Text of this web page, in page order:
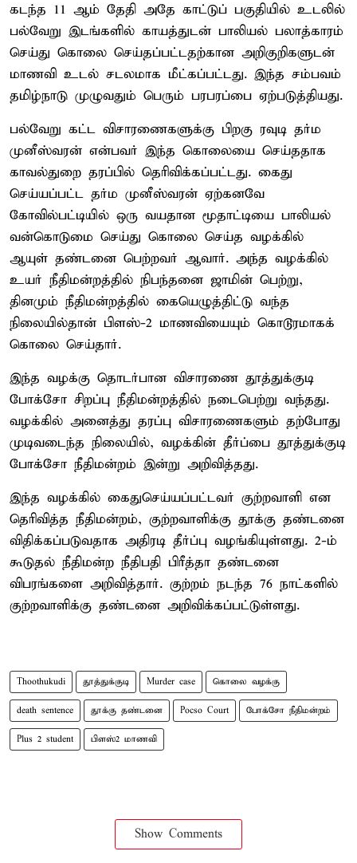
கடந்த 11 ஆம் தேதி அதே காட்டுப் பகுதியில் உடலில்
பல்வேறு இடங்களில் காயத்துடன் பாலியல் பலாத்காரம்
செய்து கொலை செய்தப்பட்டதற்கான அறிகுறிகளுடன்
மாணவி உடல் சடலமாக மீட்கப்பட்டது. இந்த சம்பவம்
தமிழ்நாடு முழுவதும் பெரும் பரபரப்பை ஏற்படுத்தியது.
பல்வேறு கட்ட விசாரணைகளுக்கு பிறகு ரவுடி தர்ம
முனீஸ்வரன் என்பவர் இந்த கொலையை செய்ததாக
காவல்துறை தரப்பில் தெரிவிக்கப்பட்டது. கைது
செய்யப்பட்ட தர்ம முனீஸ்வரன் ஏற்கனவே
கோவில்பட்டியில் ஒரு வயதான மூதாட்டியை பாலியல்
வன்கொடுமை செய்து கொலை செய்த வழக்கில்
ஆயுள் தண்டனை பெற்றவர் ஆவார். அந்த வழக்கில்
உயர் நீதிமன்றத்தில் நிபந்தனை ஜாமின் பெற்று,
தினமும் நீதிமன்றத்தில் கையெழுத்திட்டு வந்த
நிலையில்தான் பிளஸ்-2 மாணவியையும் கொடூரமாகக்
கொலை செய்தார்.
இந்த வழக்கு தொடர்பான விசாரணை தூத்துக்குடி
போக்சோ சிறப்பு நீதிமன்றத்தில் நடைபெற்று வந்தது.
வழக்கில் அனைத்து தரப்பு விசாரணைகளும் தற்போது
முடிவடைந்த நிலையில், வழக்கின் தீர்ப்பை தூத்துக்குடி
போக்சோ நீதிமன்றம் இன்று அறிவித்தது.
இந்த வழக்கில் கைதுசெய்யப்பட்டவர் குற்றவாளி என
தெரிவித்த நீதிமன்றம், குற்றவாளிக்கு தூக்கு தண்டனை
விதிக்கப்படுவதாக அதிரடி தீர்ப்பு வழங்கியுள்ளது. 2-ம்
கூடுதல் நீதிமன்ற நீதிபதி பிரீத்தா தண்டனை
விபரங்களை அறிவித்தார். குற்றம் நடந்த 76 நாட்களில்
குற்றவாளிக்கு தண்டனை அறிவிக்கப்பட்டுள்ளது.
Thoothukudi தூத்துக்குடி Murder case கொலை வழக்கு
death sentence தூக்கு தண்டனை Pocso Court போக்சோ நீதிமன்றம்
Plus 2 student பிளஸ்2 மாணவி
Show Comments